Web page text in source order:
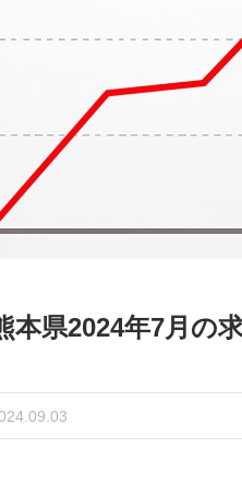
本県2024年7月の